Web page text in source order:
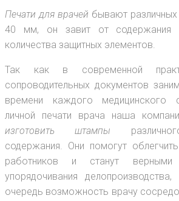
Печати для врачей бывают
40 мм, он завит от содержания
количества защитных элементов.
Так как в современной
сопроводительных документов
времени каждого медицинского
личной печати врача наша
изготовить штампы
содержания. Они помогут
работников и станут
упорядочивания
очередь возможность врачу